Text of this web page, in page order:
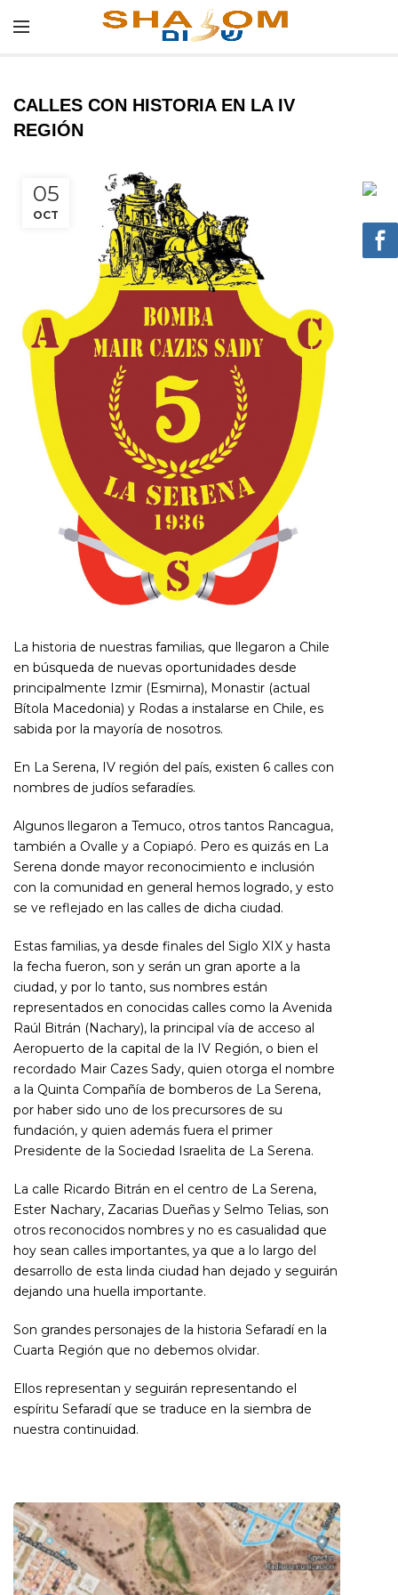
CALLES CON HISTORIA EN LA IV
REGIÓN
05
OCT
La historia de nuestras familias, que llegaron a Chile
en búsqueda de nuevas oportunidades desde
principalmente Izmir (Esmirna), Monastir (actual
Bítola Macedonia) y Rodas a instalarse en Chile, es
sabida por la mayoría de nosotros.
En La Serena, IV región del país, existen 6 calles con
nombres de judíos sefaradíes.
Algunos llegaron a Temuco, otros tantos Rancagua,
también a Ovalle y a Copiapó. Pero es quizás en La
Serena donde mayor reconocimiento e inclusión
con la comunidad en general hemos logrado, y esto
se ve reflejado en las calles de dicha ciudad.
Estas familias, ya desde finales del Siglo XIX y hasta
la fecha fueron, son y serán un gran aporte a la
ciudad, y por lo tanto, sus nombres están
representados en conocidas calles como la Avenida
Raúl Bitrán (Nachary), la principal vía de acceso al
Aeropuerto de la capital de la IV Región, o bien el
recordado Mair Cazes Sady, quien otorga el nombre
a la Quinta Compañía de bomberos de La Serena,
por haber sido uno de los precursores de su
fundación, y quien además fuera el primer
Presidente de la Sociedad Israelita de La Serena.
La calle Ricardo Bitrán en el centro de La Serena,
Ester Nachary, Zacarias Dueñas y Selmo Telias, son
otros reconocidos nombres y no es casualidad que
hoy sean calles importantes, ya que a lo largo del
desarrollo de esta linda ciudad han dejado y seguirán
dejando una huella importante.
Son grandes personajes de la historia Sefaradí en la
Cuarta Región que no debemos olvidar.
Ellos representan y seguirán representando el
espíritu Sefaradí que se traduce en la siembra de
nuestra continuidad.